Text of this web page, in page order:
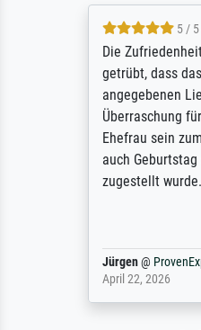
5 / 5
Die Zufriedenheit ist
getrübt, dass das
angegebenen
Überraschung für
Ehefrau sein zum
auch Geburtstag
zugestellt wurde.
Jürgen@ProvenExpert
April 22, 2026